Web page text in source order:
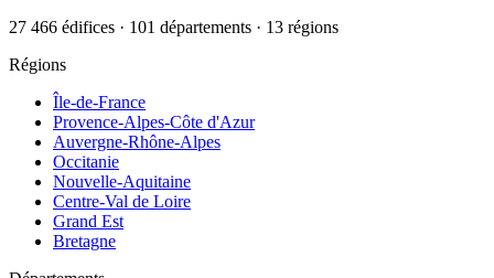
27 466 édifices · 101 départements · 13 régions
Régions
Île-de-France
Provence-Alpes-Côte d'Azur
Auvergne-Rhône-Alpes
Occitanie
Nouvelle-Aquitaine
Centre-Val de Loire
Grand Est
Bretagne